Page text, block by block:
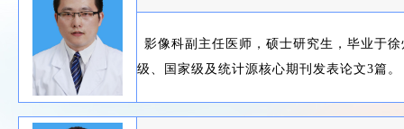
影像科副主任医师，硕士研究生，毕业于
级、国家级及统计源核心期刊发表论文3篇。